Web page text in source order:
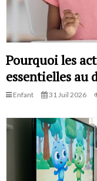
Pourquoi les
essentielles au
Enfant 31 Juil 2026